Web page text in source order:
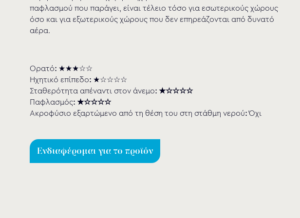
παφλασμού που παράγει, είναι τέλειο τόσο για εσωτερικούς χώρους
όσο και για εξωτερικούς χώρους που δεν επηρεάζονται από δυνατό
αέρα.
Ορατό: ★★★☆☆
Ηχητικό επίπεδο: ★☆☆☆☆
Σταθερότητα απέναντι στον άνεμο: ★☆☆☆☆
Παφλασµός: ★☆☆☆☆
Ακροφύσιο εξαρτώµενο από τη θέση του στη στάθμη νερού:Όχι
Ενδιαφέρομαι για το προϊόν